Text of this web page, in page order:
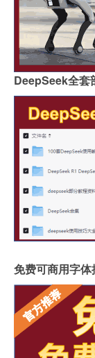
DeepSeek全套
免费可商用字